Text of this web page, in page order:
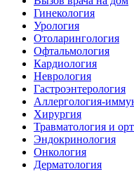
Гинекология
Урология
Отоларингология
Офтальмология
Кардиология
Неврология
Гастроэнтерология
Аллергология-
Хирургия
Травматология и
Эндокринология
Онкология
Дерматология